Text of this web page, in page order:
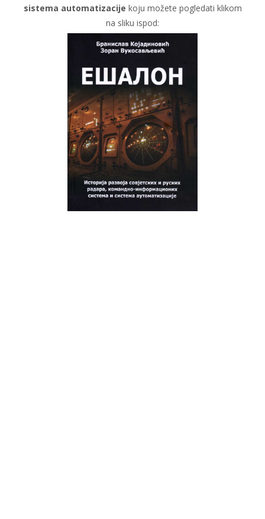
sistema automatizacije koju možete pogledati klikom
na sliku ispod: